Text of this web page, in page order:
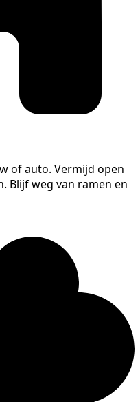
of auto. Vermijd open
Blijf weg van ramen en